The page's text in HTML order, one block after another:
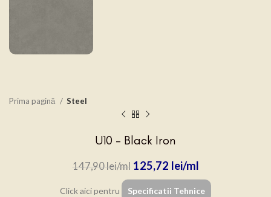
Prima pagină Steel
U10 – Black Iron
147,90lei 125,72 lei
Click aici pentru Specificatii Tehnice